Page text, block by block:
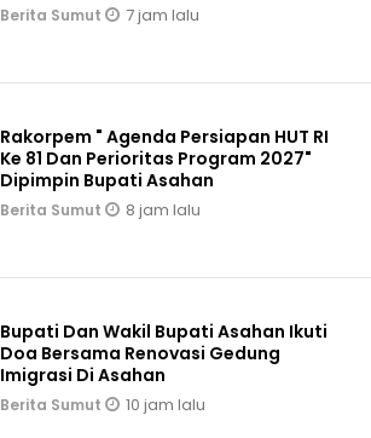
Berita Sumut 7 jam lalu
Rakorpem " Agenda Persiapan HUT RI
Ke 81 Dan Perioritas Program 2027"
Dipimpin Bupati Asahan
Berita Sumut 8 jam lalu
Bupati Dan Wakil Bupati Asahan Ikuti
Doa Bersama Renovasi Gedung
Imigrasi Di Asahan
Berita Sumut 10 jam lalu